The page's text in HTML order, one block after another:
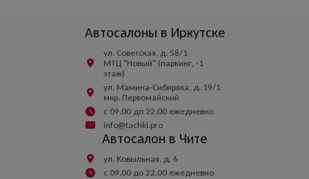
Автосалоны в Иркутске
ул. Советская, д. 58/1
МТЦ "Новый" (паркинг, -1
этаж)
ул. Мамина-Сибиряка, д. 19/1
мкр. Первомайский
с 09.00 до 22.00 ежедневно
info@tachki.pro
Автосалон в Чите
ул. Ковыльная, д. 6
с 09.00 до 22.00 ежедневно